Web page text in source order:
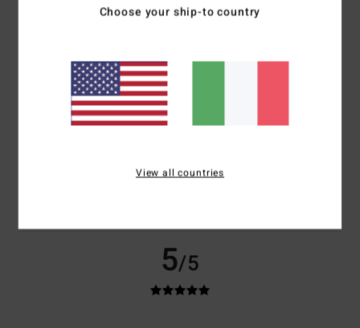
5 /5
Rapporto qualità-prezzo: 4/5 Taglia
5/5
Choose your ship-to country
View all countries